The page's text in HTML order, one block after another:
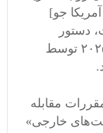
جو]
دستور
فعال‌سازی این قانون تنها در مارس ۲۰۲۵ توسط
۲۰۲۶، چین «مقررات مقابله
خارجی»